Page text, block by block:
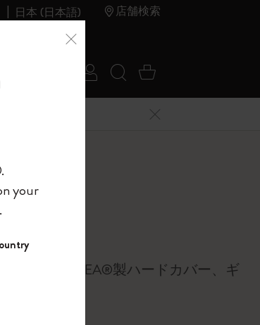
日本 (日本語) 店舗検索
ログイン
検索 (キーワード
カート 0 アイ
メニューを閉じる
、100% VEGEA®製ハードカバー、ギ
い糸
ド
初
り
は
your